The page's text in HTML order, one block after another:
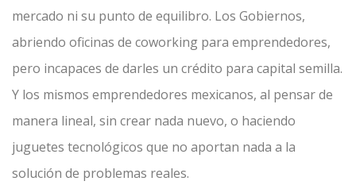
mercado ni su punto de equilibro. Los Gobiernos,
abriendo oficinas de coworking para emprendedores,
pero incapaces de darles un crédito para capital semilla.
Y los mismos emprendedores mexicanos, al pensar de
manera lineal, sin crear nada nuevo, o haciendo
juguetes tecnológicos que no aportan nada a la
solución de problemas reales.